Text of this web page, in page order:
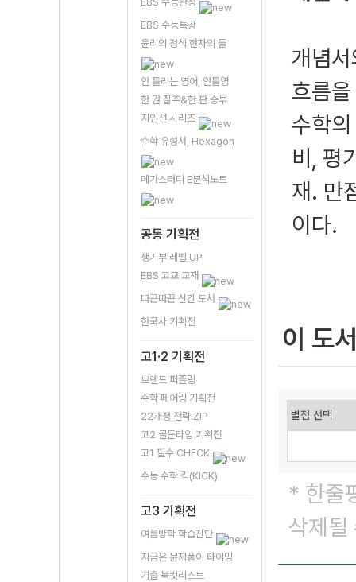
EBS 수능특강
윤리의 정석 현자의 돌
안 틀리는 영어, 안틀영
한 권 질주&한 판 승부
지인선 시리즈
수학 유형서, Hexagon
메가스터디 E분석노트
공통 기획전
생기부 레벨 UP
EBS 고교 교재
따끈따끈 신간 도서
한국사 기획전
고1·2 기획전
브랜드 퍼즐링
수학 페어링 기획전
22개정 전략.ZIP
고2 골든타임 기획전
고1 필수 CHECK
수능 수학 킥(KICK)
고3 기획전
여름방학 학습진단
지금은 문제풀이 타이밍
기출 북킷리스트
개념
흐름
수학
비, 평
재. 만
이다.
이 도
* 한줄
삭제될